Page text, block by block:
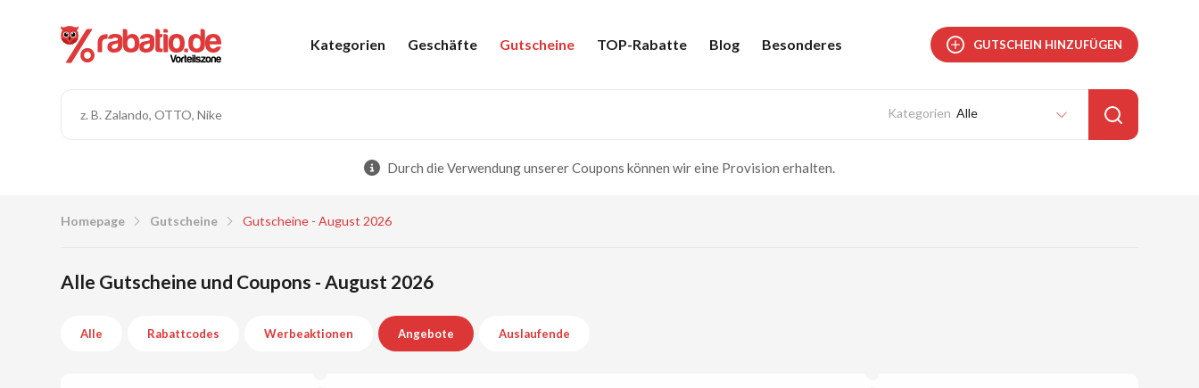
Kategorien Geschäfte Gutscheine TOP-Rabatte Blog Besonderes GUTSCHEIN HINZUFÜGEN
Alle
Durch die Verwendung unserer Coupons können wir eine Provision erhalten.
Homepage Gutscheine Gutscheine - August 2026
Alle Gutscheine und Coupons - August 2026
Alle Rabattcodes Werbeaktionen Angebote Auslaufende